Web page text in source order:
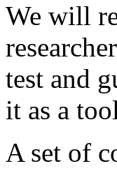
We will
test and
it as a
A set of